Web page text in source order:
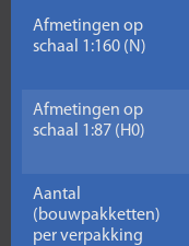
Afmetingen op
schaal 1:160 (N)
Afmetingen op
schaal 1:87 (H0)
Aantal
(bouwpakketten)
per verpakking